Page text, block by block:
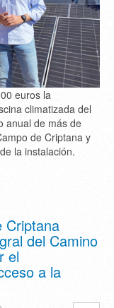
euros la
climatizada del
anual de más de
de Criptana y
la instalación.
Criptana
del Camino
el
a la